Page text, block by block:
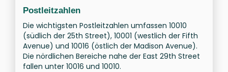
Postleitzahlen
Die wichtigsten Postleitzahlen umfassen 10010
(südlich der 25th Street), 10001 (westlich der Fifth
Avenue) und 10016 (östlich der Madison Avenue).
Die nördlichen Bereiche nahe der East 29th Street
fallen unter 10016 und 10010.